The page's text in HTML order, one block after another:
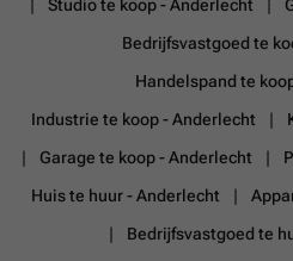
Studio te koop - Anderlecht
Bedrijfsvastgoed te
Handelspand te
Industrie te koop - Anderlecht
Garage te koop - Anderlecht
Huis te huur - Anderlecht
Bedrijfsvastgoed te